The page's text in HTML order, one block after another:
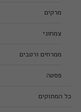
מרקים
צמחוני
ממרחים ורטבים
פסטה
כל המתוקים